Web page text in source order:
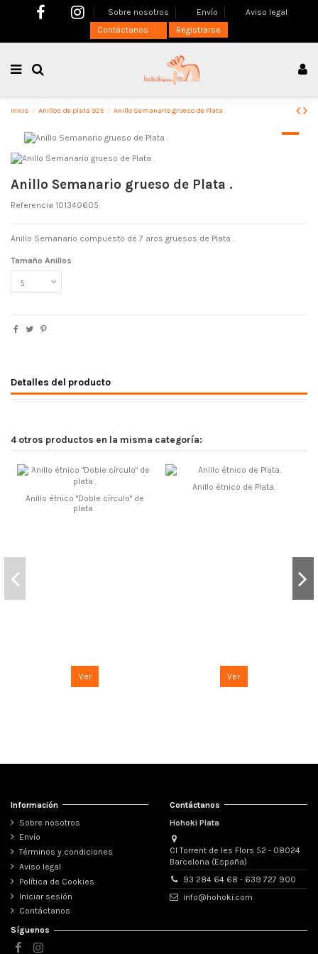
Sobre nosotros Envío
Aviso legal
Contáctanos
Registrarse
Inicio Anillos de plata 925 Anillo Semanario grueso de Plata .
Anillo Semanario grueso de Plata .
Referencia 101340605
Anillo Semanario compuesto de 7 aros gruesos de Plata .
Tamaño Anillos
Detalles del producto
4 otros productos en la misma categoría:
Anillo étnico "Doble círculo" de
plata .
Ver
Anillo étnico de Plata.
Ver
Información
Sobre nosotros
Envío
Términos y condiciones
Aviso legal
Política de Cookies
Iniciar sesión
Contáctanos
Contáctanos
Hohoki Plata
Cl Torrent de les Flors 52 - 08024
Barcelona (España)
93 284 64 68 - 639 727 900
info@hohoki.com
Síguenos